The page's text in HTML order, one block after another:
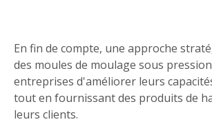
En fin de compte, une approche
des moules de moulage sous
entreprises d'améliorer leurs
tout en fournissant des produits de
leurs clients.